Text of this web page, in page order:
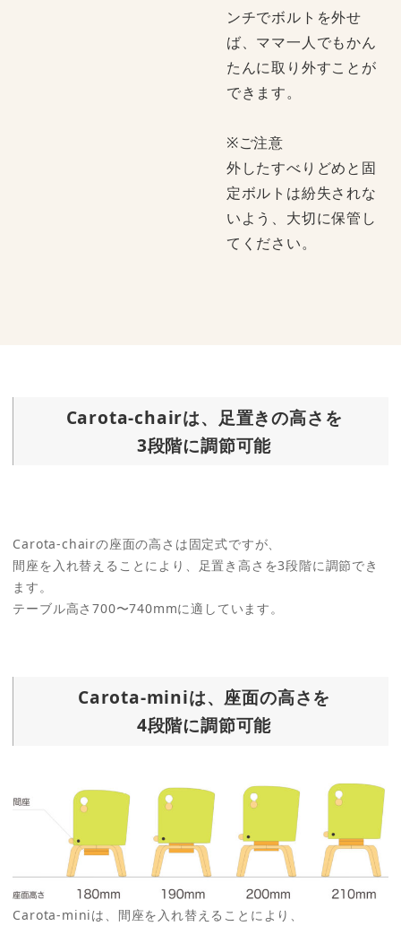
ンチでボルトを外せ
ば、ママ一人でもかん
たんに取り外すことが
できます。
※ご注意
外したすべりどめと固
定ボルトは紛失されな
いよう、大切に保管し
てください。
Carota-chairは、足置きの高さを
3段階に調節可能
Carota-chairの座面の高さは固定式ですが、
間座を入れ替えることにより、足置き高さを3段階に調節でき
ます。
テーブル高さ700〜740mmに適しています。
Carota-miniは、座面の高さを
4段階に調節可能
Carota-miniは、間座を入れ替えることにより、